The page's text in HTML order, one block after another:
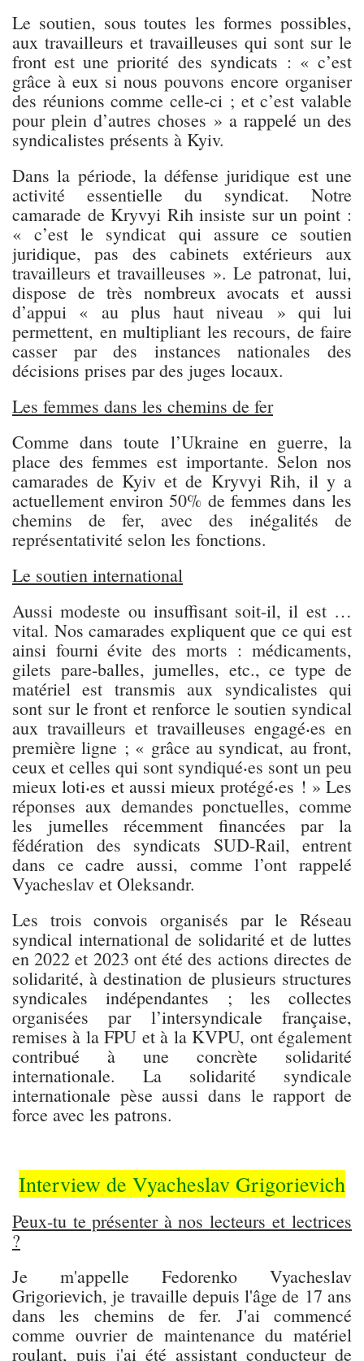
Le soutien, sous toutes les formes possibles,
aux travailleurs et travailleuses qui sont sur le
front est une priorité des syndicats : « c’est
grâce à eux si nous pouvons encore organiser
des réunions comme celle-ci ; et c’est valable
pour plein d’autres choses » a rappelé un des
syndicalistes présents à Kyiv.
Dans la période, la défense juridique est une
activité essentielle du syndicat. Notre
camarade de Kryvyi Rih insiste sur un point :
« c’est le syndicat qui assure ce soutien
juridique, pas des cabinets extérieurs aux
travailleurs et travailleuses ». Le patronat, lui,
dispose de très nombreux avocats et aussi
d’appui « au plus haut niveau » qui lui
permettent, en multipliant les recours, de faire
casser par des instances nationales des
décisions prises par des juges locaux.
Les femmes dans les chemins de fer
Comme dans toute l’Ukraine en guerre, la
place des femmes est importante. Selon nos
camarades de Kyiv et de Kryvyi Rih, il y a
actuellement environ 50% de femmes dans les
chemins de fer, avec des inégalités de
représentativité selon les fonctions.
Le soutien international
Aussi modeste ou insuffisant soit-il, il est …
vital. Nos camarades expliquent que ce qui est
ainsi fourni évite des morts : médicaments,
gilets pare-balles, jumelles, etc., ce type de
matériel est transmis aux syndicalistes qui
sont sur le front et renforce le soutien syndical
aux travailleurs et travailleuses engagé⸳es en
première ligne ; « grâce au syndicat, au front,
ceux et celles qui sont syndiqué⸳es sont un peu
mieux loti⸳es et aussi mieux protégé⸳es ! » Les
réponses aux demandes ponctuelles, comme
les jumelles récemment financées par la
fédération des syndicats SUD-Rail, entrent
dans ce cadre aussi, comme l’ont rappelé
Vyacheslav et Oleksandr.
Les trois convois organisés par le Réseau
syndical international de solidarité et de luttes
en 2022 et 2023 ont été des actions directes de
solidarité, à destination de plusieurs structures
syndicales indépendantes ; les collectes
organisées par l’intersyndicale française,
remises à la FPU et à la KVPU, ont également
contribué à une concrète solidarité
internationale. La solidarité syndicale
internationale pèse aussi dans le rapport de
force avec les patrons.
Interview de Vyacheslav Grigorievich
Peux-tu te présenter à nos lecteurs et lectrices
?
Je m'appelle Fedorenko Vyacheslav
Grigorievich, je travaille depuis l'âge de 17 ans
dans les chemins de fer. J'ai commencé
comme ouvrier de maintenance du matériel
roulant, puis j'ai été assistant conducteur de